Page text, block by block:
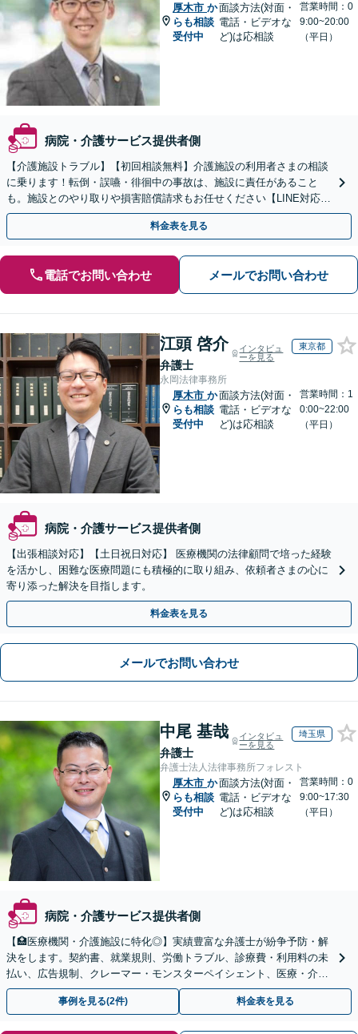
厚木市 か
らも相談
受付中
面談方法(対面・
電話・ビデオな
ど)は応相談
営業時間：0
9:00~20:00
（平日）
病院・介護サービス提供者側
【介護施設トラブル】【初回相談無料】介護施設の利用者さまの相談
に乗ります！転倒・誤嚥・徘徊中の事故は、施設に責任があること
も。施設とのやり取りや損害賠償請求もお任せください【LINE対応
可】【夜間・休日面談可】【関東エリア対応】
料金表を見る
電話でお問い合わせ メールでお問い合わせ
江頭 啓介
弁護士
インタビュ
ーを見る
東京都
永岡法律事務所
厚木市 か
らも相談
受付中
面談方法(対面・
電話・ビデオな
ど)は応相談
営業時間：1
0:00~22:00
（平日）
病院・介護サービス提供者側
【出張相談対応】【土日祝日対応】 医療機関の法律顧問で培った経験
を活かし、困難な医療問題にも積極的に取り組み、依頼者さまの心に
寄り添った解決を目指します。
料金表を見る
メールでお問い合わせ
中尾 基哉
弁護士
インタビュ
ーを見る
埼玉県
弁護士法人法律事務所フォレスト
厚木市 か
らも相談
受付中
面談方法(対面・
電話・ビデオな
ど)は応相談
営業時間：0
9:00~17:30
（平日）
病院・介護サービス提供者側
【🏥医療機関・介護施設に特化◎】実績豊富な弁護士が紛争予防・解
決をします。契約書、就業規則、労働トラブル、診療費・利用料の未
払い、広告規制、クレーマー・モンスターペイシェント、医療・介護
事故などに対応【顧問契約あり】
事例を見る(2件) 料金表を見る